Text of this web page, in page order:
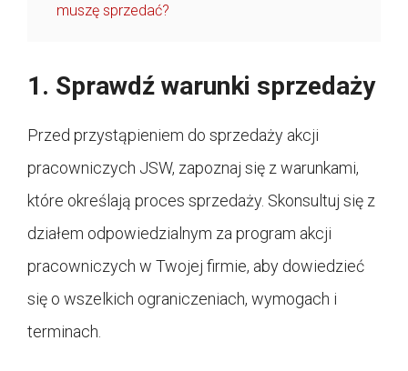
muszę sprzedać?
1. Sprawdź warunki sprzedaży
Przed przystąpieniem do sprzedaży akcji
pracowniczych JSW, zapoznaj się z warunkami,
które określają proces sprzedaży. Skonsultuj się z
działem odpowiedzialnym za program akcji
pracowniczych w Twojej firmie, aby dowiedzieć
się o wszelkich ograniczeniach, wymogach i
terminach.